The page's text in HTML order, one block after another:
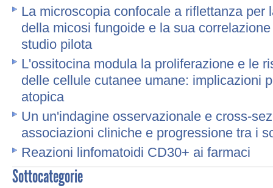
La microscopia confocale a riflettanza per
della micosi fungoide e la sua
studio pilota
L'ossitocina modula la proliferazione e le
delle cellule cutanee umane: implicazioni
atopica
Un un'indagine osservazionale e cross-
associazioni cliniche e progressione tra i
Reazioni linfomatoidi CD30+ ai farmaci
Sottocategorie